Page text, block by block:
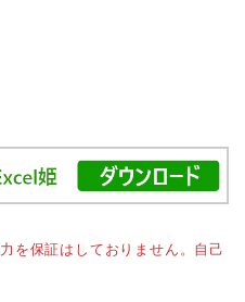
を保証はしておりません。自己